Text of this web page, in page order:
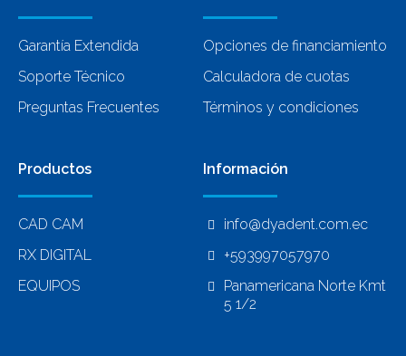
Garantía Extendida
Soporte Técnico
Preguntas Frecuentes
Opciones de financiamiento
Calculadora de cuotas
Términos y condiciones
Productos
CAD CAM
RX DIGITAL
EQUIPOS
Información
info@dyadent.com.ec
+593997057970
Panamericana Norte Kmt
5 1/2